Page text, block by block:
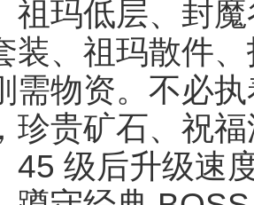
祖玛低层、封
装、祖玛散件
需物资。不必
珍贵矿石、祝
45 级后升级速